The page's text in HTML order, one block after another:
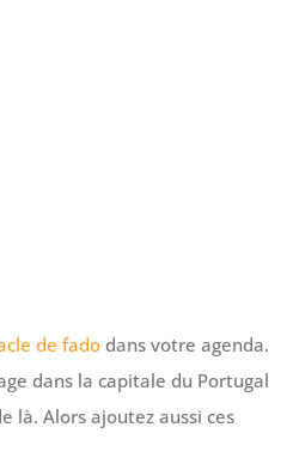
de fado dans votre agenda.
dans la capitale du Portugal
là. Alors ajoutez aussi ces